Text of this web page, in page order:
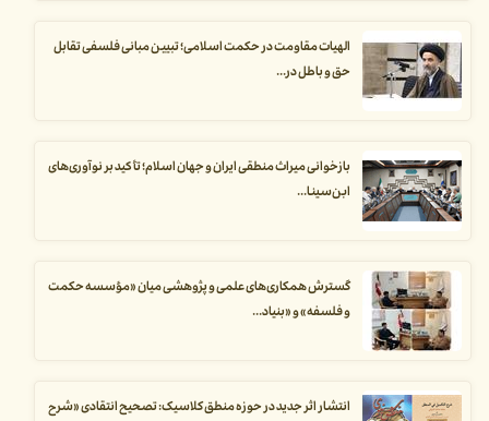
الهیات مقاومت در حکمت اسلامی؛ تبیین مبانی فلسفی تقابل
حق و باطل در...
بازخوانی میراث منطقی ایران و جهان اسلام؛ تأکید بر نوآوری‌های
ابن‌سینا...
گسترش همکاری‌های علمی و پژوهشی میان «مؤسسه حکمت
و فلسفه» و «بنیاد...
انتشار اثر جدید در حوزه منطق کلاسیک: تصحیح انتقادی «شرح